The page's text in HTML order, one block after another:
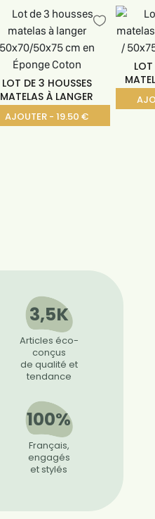
LOT DE 3 HOUSSES
MATELAS À LANGER
AJOUTER - 19.50 €
3,5K
Articles éco-
conçus
de qualité et
tendance
100%
Français,
engagés
et stylés